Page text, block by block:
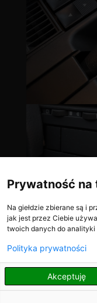
Prywatność na
Na giełdzie zbierane są i
jak jest przez Ciebie
twoich danych do
Polityka prywatności
Akceptuję